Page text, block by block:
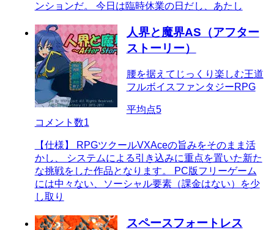
ンションだ。 今日は臨時休業の日だし、あたし
人界と魔界AS（アフター
ストーリー）
腰を据えてじっくり楽しむ王道
フルボイスファンタジーRPG
平均点5
コメント数1
【仕様】 RPGツクールVXAceの旨みをそのまま活
かし、 システムによる引き込みに重点を置いた新た
な挑戦をした作品となります。 PC版フリーゲーム
には中々ない、ソーシャル要素（課金はない）を少
し取り
スペースフォートレス